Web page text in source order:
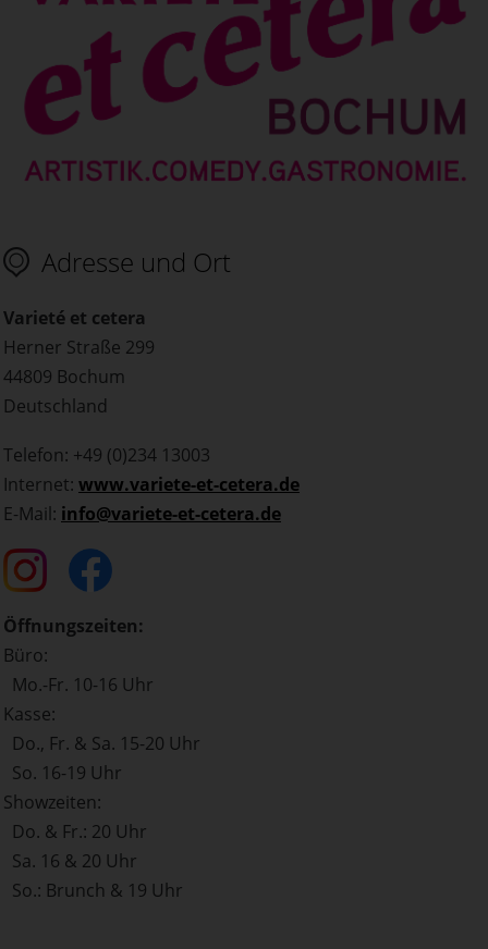
Adresse und Ort
Varieté et cetera
Herner Straße 299
44809 Bochum
Deutschland
Telefon: +49 (0)234 13003
Internet: www.variete-et-cetera.de
E-Mail: info@variete-et-cetera.de
Öffnungszeiten:
Büro:
Mo.-Fr. 10-16 Uhr
Kasse:
Do., Fr. & Sa. 15-20 Uhr
So. 16-19 Uhr
Showzeiten:
Do. & Fr.: 20 Uhr
Sa. 16 & 20 Uhr
So.: Brunch & 19 Uhr